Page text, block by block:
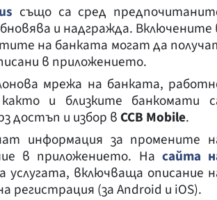
също са сред
и надгражда. Включените
на банката могат да
в приложението.
мрежа на банката,
и близките банкомати
достъп и избор в CCB Mobile.
информация за промените
в приложението. На сайта
услугата, включваща описание
регистрация (за Android и iOS).